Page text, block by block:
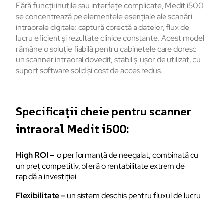
Fără funcții inutile sau interfețe complicate, Medit i500
se concentrează pe elementele esențiale ale scanării
intraorale digitale: captură corectă a datelor, flux de
lucru eficient și rezultate clinice constante. Acest model
rămâne o soluție fiabilă pentru cabinetele care doresc
un scanner intraoral dovedit, stabil și ușor de utilizat, cu
suport software solid și cost de acces redus.
Specificații cheie pentru scanner
intraoral Medit i500:
High ROI – o performanță de neegalat, combinată cu
un preț competitiv, oferă o rentabilitate extrem de
rapidă a investiției
Flexibilitate –un sistem deschis pentru fluxul de lucru